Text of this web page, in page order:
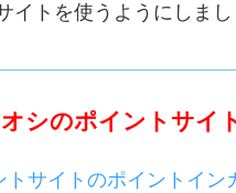
イトを使うようにしまし
シのポイントサイ